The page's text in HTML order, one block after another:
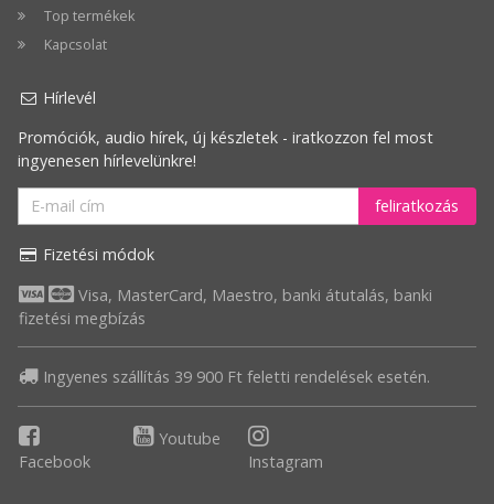
Ár
szerint
akció
Top termékek
Kapcsolat
Hírlevél
Promóciók, audio hírek, új készletek - iratkozzon fel most
ingyenesen hírlevelünkre!
feliratkozás
Fizetési módok
Visa, MasterCard, Maestro, banki átutalás, banki
fizetési megbízás
Ingyenes szállítás 39 900 Ft feletti rendelések esetén.
Facebook
Youtube
Instagram